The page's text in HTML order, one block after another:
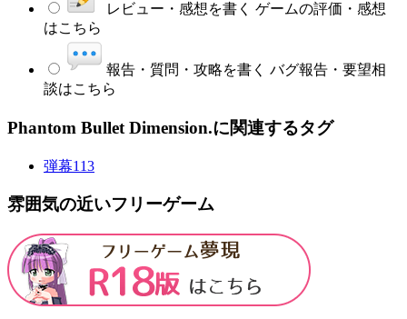
レビュー・感想を書く ゲームの評価・感想
はこちら
報告・質問・攻略を書く バグ報告・要望相
談はこちら
Phantom Bullet Dimension.に関連するタグ
弾幕113
雰囲気の近いフリーゲーム